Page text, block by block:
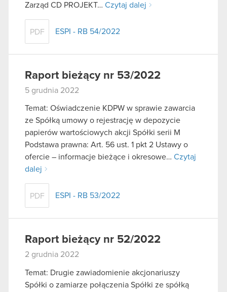
Zarząd CD PROJEKT… Czytaj dalej
PDF ESPI - RB 54/2022
Raport bieżący nr 53/2022
5 grudnia 2022
Temat: Oświadczenie KDPW w sprawie zawarcia
ze Spółką umowy o rejestrację w depozycie
papierów wartościowych akcji Spółki serii M
Podstawa prawna: Art. 56 ust. 1 pkt 2 Ustawy o
ofercie – informacje bieżące i okresowe… Czytaj
dalej
PDF ESPI - RB 53/2022
Raport bieżący nr 52/2022
2 grudnia 2022
Temat: Drugie zawiadomienie akcjonariuszy
Spółki o zamiarze połączenia Spółki ze spółką